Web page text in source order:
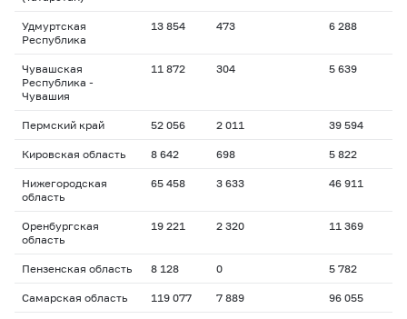
Удмуртская
Республика
13 854 473 6 288
Чувашская
Республика -
Чувашия
11 872 304 5 639
Пермский край 52 056 2 011 39 594
Кировская область 8 642 698 5 822
Нижегородская
область
65 458 3 633 46 911
Оренбургская
область
19 221 2 320 11 369
Пензенская область 8 128 0 5 782
Самарская область 119 077 7 889 96 055